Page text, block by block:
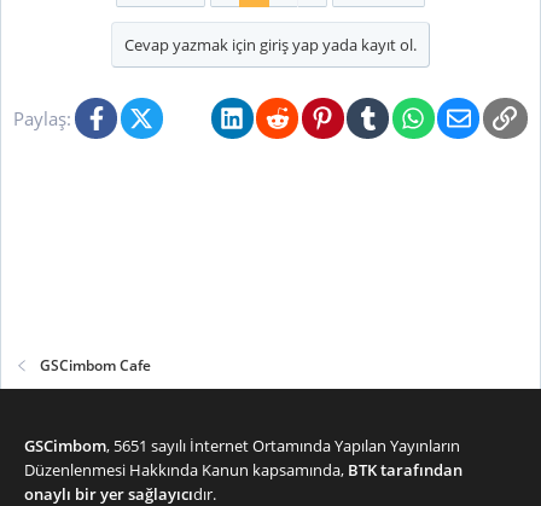
Cevap yazmak için giriş yap yada kayıt ol.
Paylaş: FacebookX (Twitter)BlueskyLinkedInRedditPinterestTumblrWhatsApp
E-posta
GSCimbom Cafe
GSCimbom, 5651 sayılı İnternet Ortamında Yapılan Yayınların
Düzenlenmesi Hakkında Kanun kapsamında, BTK tarafından
onaylı bir yer sağlayıcıdır.